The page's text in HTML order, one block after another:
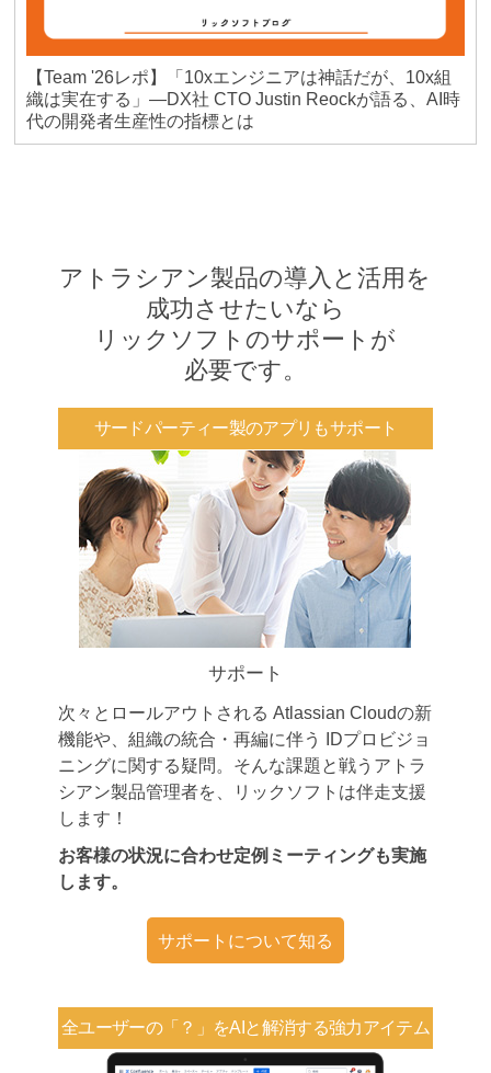
【Team '26レポ】「10xエンジニアは神話だが、10x組
織は実在する」―DX社 CTO Justin Reockが語る、AI時
代の開発者生産性の指標とは
アトラシアン製品の導入と活用を
成功させたいなら
リックソフトのサポートが
必要です。
サードパーティー製のアプリもサポート
サポート
次々とロールアウトされる Atlassian Cloudの新
機能や、組織の統合・再編に伴う IDプロビジョ
ニングに関する疑問。そんな課題と戦うアトラ
シアン製品管理者を、リックソフトは伴走支援
します！
お客様の状況に合わせ定例ミーティングも実施
します。
サポートについて知る
全ユーザーの「？」をAIと解消する強力アイテム